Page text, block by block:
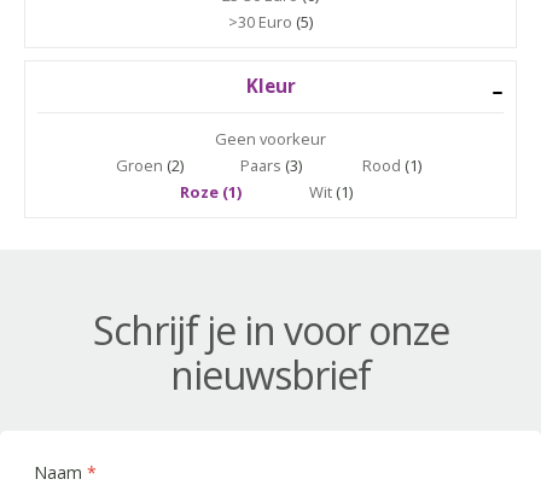
>30 Euro (5)
Kleur
Geen voorkeur
Groen (2) Paars (3) Rood (1)
Roze (1)
Wit (1)
Schrijf je in voor onze
nieuwsbrief
Naam *